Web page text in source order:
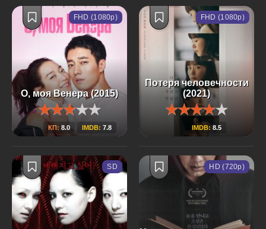
О, моя Венера (2015)
КП: 8.0 IMDB: 7.8
FHD (1080p)
Потеря человечности
(2021)
IMDB: 8.5
FHD (1080p)
SD HD (720p)